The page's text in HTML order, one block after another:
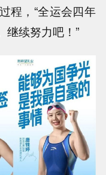
程，“全运会四年
继续努力吧！”